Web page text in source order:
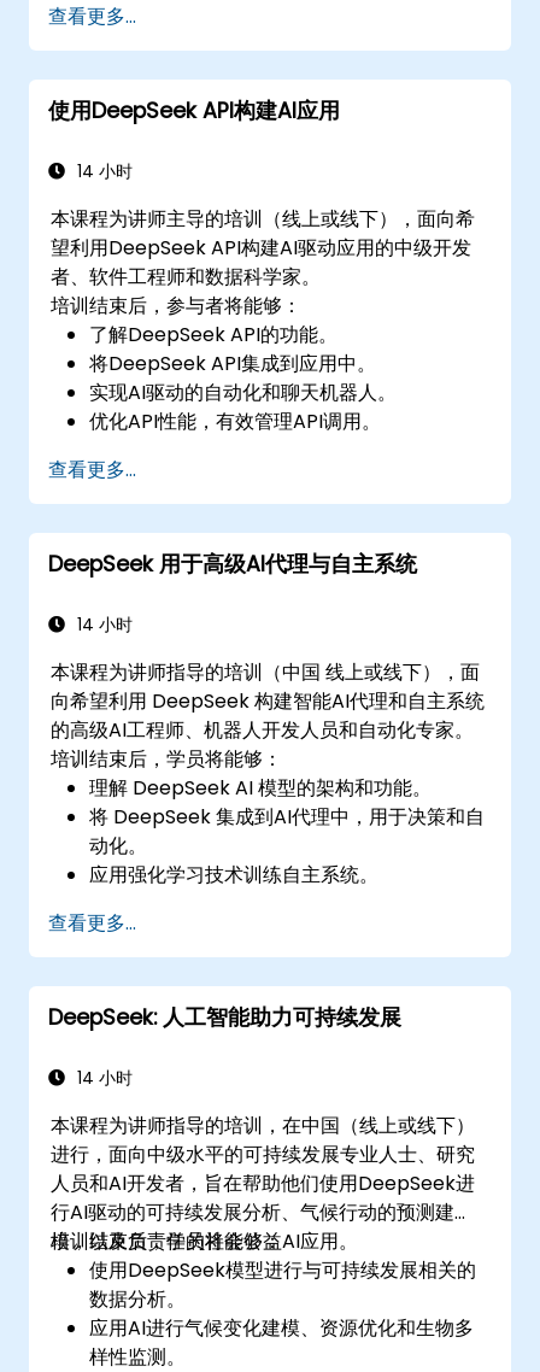
将AI工作流集成到Revit和其他渲染工具中。
查看更多...
使用DeepSeek API构建AI应用
14 小时
本课程为讲师主导的培训（线上或线下），面向希
望利用DeepSeek API构建AI驱动应用的中级开发
者、软件工程师和数据科学家。
培训结束后，参与者将能够：
了解DeepSeek API的功能。
将DeepSeek API集成到应用中。
实现AI驱动的自动化和聊天机器人。
优化API性能，有效管理API调用。
查看更多...
DeepSeek 用于高级AI代理与自主系统
14 小时
本课程为讲师指导的培训（中国 线上或线下），面
向希望利用 DeepSeek 构建智能AI代理和自主系统
的高级AI工程师、机器人开发人员和自动化专家。
培训结束后，学员将能够：
理解 DeepSeek AI 模型的架构和功能。
将 DeepSeek 集成到AI代理中，用于决策和自
动化。
应用强化学习技术训练自主系统。
查看更多...
DeepSeek: 人工智能助力可持续发展
14 小时
本课程为讲师指导的培训，在中国（线上或线下）
进行，面向中级水平的可持续发展专业人士、研究
人员和AI开发者，旨在帮助他们使用DeepSeek进
行AI驱动的可持续发展分析、气候行动的预测建
模，以及负责任的社会公益AI应用。
培训结束后，学员将能够：
使用DeepSeek模型进行与可持续发展相关的
数据分析。
应用AI进行气候变化建模、资源优化和生物多
样性监测。